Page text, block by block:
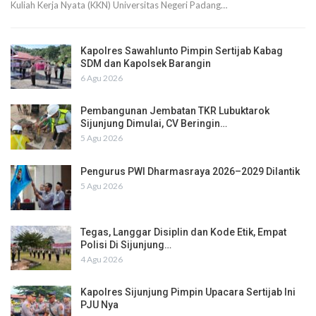
Kuliah Kerja Nyata (KKN) Universitas Negeri Padang…
Kapolres Sawahlunto Pimpin Sertijab Kabag
SDM dan Kapolsek Barangin
6 Agu 2026
Pembangunan Jembatan TKR Lubuktarok
Sijunjung Dimulai, CV Beringin…
5 Agu 2026
Pengurus PWI Dharmasraya 2026–2029 Dilantik
5 Agu 2026
Tegas, Langgar Disiplin dan Kode Etik, Empat
Polisi Di Sijunjung…
4 Agu 2026
Kapolres Sijunjung Pimpin Upacara Sertijab Ini
PJU Nya